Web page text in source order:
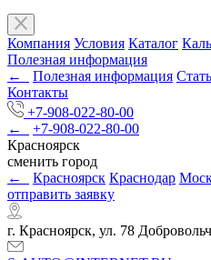
Компания Условия Каталог
Полезная информация
←
Полезная информация
Контакты
+7-908-022-80-00
←
+7-908-022-80-00
Красноярск
сменить город
←
Красноярск Краснодар
отправить заявку
г. Красноярск, ул. 78